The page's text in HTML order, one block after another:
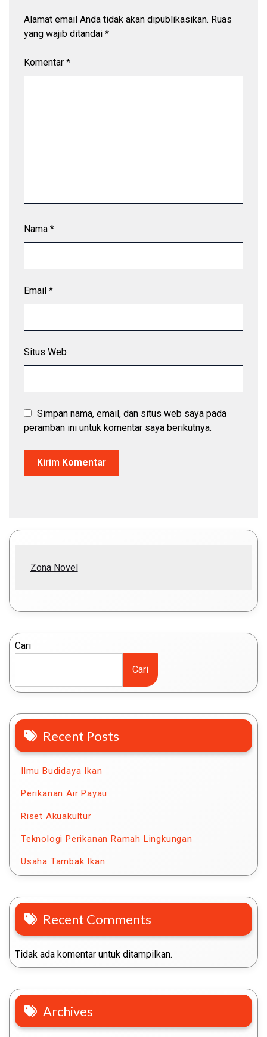
Alamat email Anda tidak akan dipublikasikan. Ruas
yang wajib ditandai *
Komentar *
Nama *
Email *
Situs Web
Simpan nama, email, dan situs web saya pada
peramban ini untuk komentar saya berikutnya.
Zona Novel
Cari
Cari
Recent Posts
Ilmu Budidaya Ikan
Perikanan Air Payau
Riset Akuakultur
Teknologi Perikanan Ramah Lingkungan
Usaha Tambak Ikan
Recent Comments
Tidak ada komentar untuk ditampilkan.
Archives